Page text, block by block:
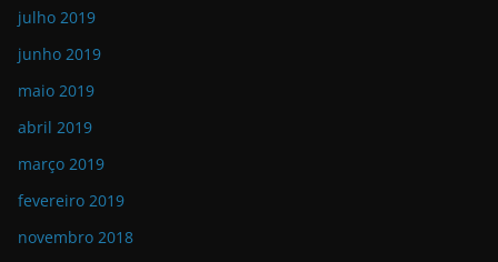
julho 2019
junho 2019
maio 2019
abril 2019
março 2019
fevereiro 2019
novembro 2018